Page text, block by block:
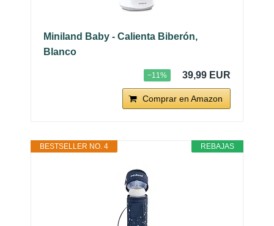
Miniland Baby - Calienta Biberón,
Blanco
−11% 39,99 EUR
Comprar en Amazon
REBAJAS
BESTSELLER NO. 4